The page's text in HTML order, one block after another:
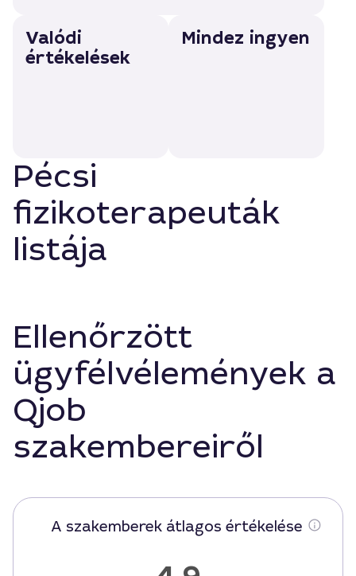
Valódi
értékelések
Mindez ingyen
Pécsi
fizikoterapeuták
listája
Ellenőrzött
ügyfélvélemények a
Qjob
szakembereiről
A szakemberek átlagos értékelése